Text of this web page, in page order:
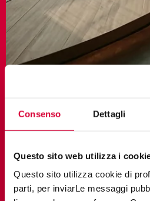
Consenso Dettagli
Questo sito web utilizza i
Questo sito utilizza cookie di
parti, per inviarLe messaggi
COLLEZIONI